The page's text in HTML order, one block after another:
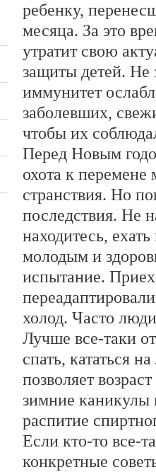
ребенку,
месяца. За это
утратит свою
защиты детей. Не
иммунитет
заболевших,
чтобы их
Перед Новым
охота к перемене
странствия. Но
последствия. Не
находитесь,
молодым и
испытание.
холод. Часто
Лучше все-таки
спать, кататься
позволяет
зимние каникулы
распитие
Если кто-то все-
конкретные